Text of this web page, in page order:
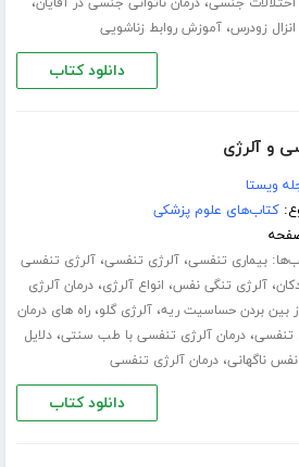
انزال زودرس،آموزش روابط زناشویی
دانلود کتاب
و آلرژی
ویستا
کتاب‌های علوم پزشکی
بیماری تنفسی،آلرژی تنفسی،آلرژی تنفسی
،آلرژی تنگی نفس، انواع آلرژی،درمان آلرژی
بین بردن حساسیت ریه،آلرژی گلو،راه های درمان
تنفسی،درمان آلرژی تنفسی با طب سنتی،دلایل
ناگهانی،درمان آلرژی تنفسی
دانلود کتاب